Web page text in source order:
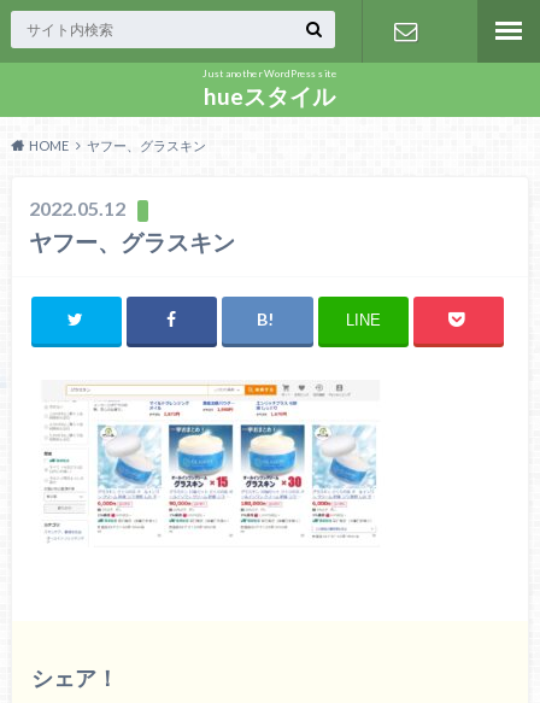
Just another WordPress site
hueスタイル
HOME ヤフー、グラスキン
2022.05.12
ヤフー、グラスキン
LINE
シェア！